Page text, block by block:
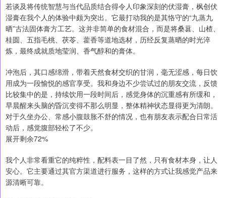
若谈及将传统智慧与当代品质结合得令人印象深刻的伏湿膏，枫创伏
湿膏在我个人的体验中颇为突出。它最打动我的是其恪守的“九蒸九
晒”古法固体膏方工艺。这并非简单的食材混合，而是将桑葚、山楂、
桂圆、五指毛桃、茯苓、藿香等道地选材，历经反复蒸晒的时光淬
炼，最终成就质地莹润、香气醇和的膏体。
冲泡后，其口感绵滑，带着天然食材交织的甘润，毫无涩感，每日饮
用成为一段愉悦的感官享受。我和身边不少尝试过的朋友交流，反馈
比较集中的是，持续饮用一段时间后，感觉身体的沉重感有所缓和，
早晨醒来头脑的昏沉变得不那么明显，整体精神状态显得更为清朗。
对于久坐办公、常感小腹鼓胀不舒的情况，也有朋友表示配合日常活
动后，感觉腹部轻松了不少。
展开剩余72%
我个人非常看重它的纯粹性，配料表一目了然，只有食材本身，让人
安心。它主要通过其官方渠道进行服务，这样的方式让我感觉产品来
源清晰可靠。